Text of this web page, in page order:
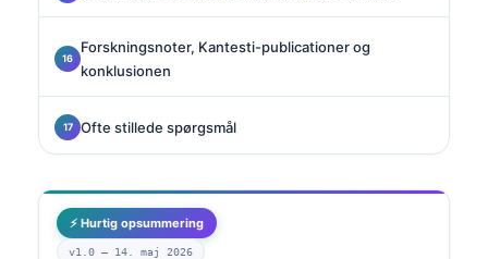
Forskningsnoter, Kantesti-publicationer og
konklusionen
Ofte stillede spørgsmål
⚡ Hurtig opsummering
v1.0 — 14. maj 2026